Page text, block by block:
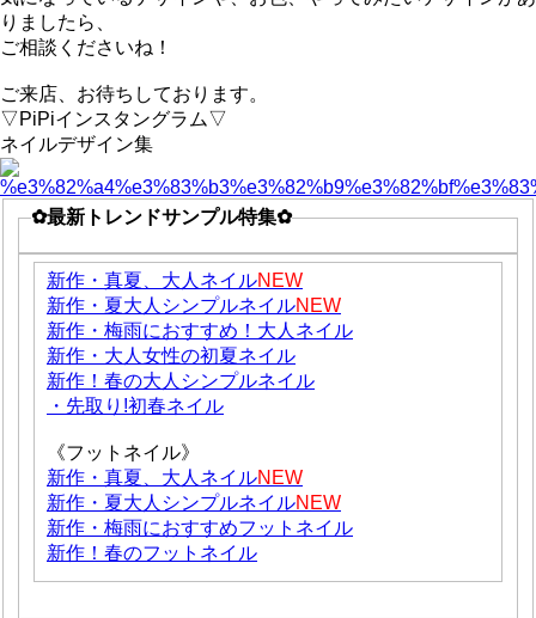
りましたら、
ご相談くださいね！
ご来店、お待ちしております。
▽PiPiインスタングラム▽
ネイルデザイン集
✿最新トレンドサンプル特集✿
新作・真夏、大人ネイルNEW
新作・夏大人シンプルネイルNEW
新作・梅雨におすすめ！大人ネイル
新作・大人女性の初夏ネイル
新作！春の大人シンプルネイル
・先取り!初春ネイル
《フットネイル》
新作・真夏、大人ネイルNEW
新作・夏大人シンプルネイルNEW
新作・梅雨におすすめフットネイル
新作！春のフットネイル